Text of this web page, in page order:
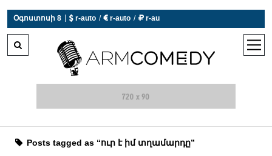
Օգոստոսի 8  r-auto /  r-auto /  r-au
open
Posts tagged as “ուր է իմ տղամարդը”